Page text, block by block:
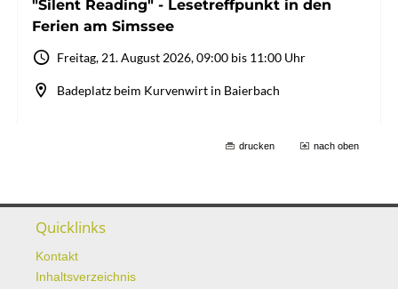
drucken nach oben
Quicklinks
Kontakt
Inhaltsverzeichnis